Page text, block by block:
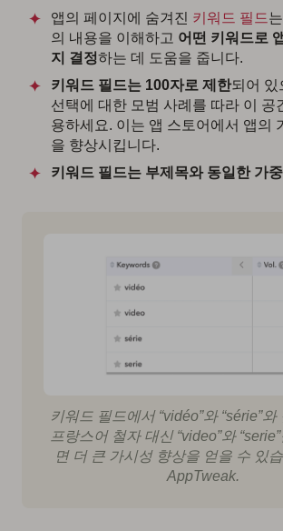
앱의 페이지에 숨겨진 키워드 필드
의 내용을 이해하고 어떤 키워드로
지 결정하는 데 도움을 줍니다.
키워드 필드는 100자로 제한되어 있
선택에 대한 모범 사례를 따라 이 공
용하세요. 이는 앱 스토어에서 앱의
을 향상시킵니다.
키워드 필드는 부제목와 동일한 가중
키워드 필드에서 “vidéo”와 “série”
프랑스어 철자 대신 “video”와
면 더 큰 가시성 향상을 얻을 수 있
AppTweak.